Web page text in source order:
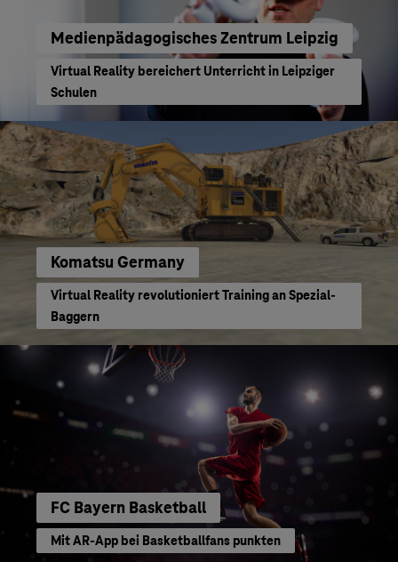
Medienpädagogisches Zentrum Leipzig
Virtual Reality bereichert Unterricht in Leipziger
Schulen
Komatsu Germany
Virtual Reality revolutioniert Training an Spezial-
Baggern
FC Bayern Basketball
Mit AR-App bei Basketballfans punkten